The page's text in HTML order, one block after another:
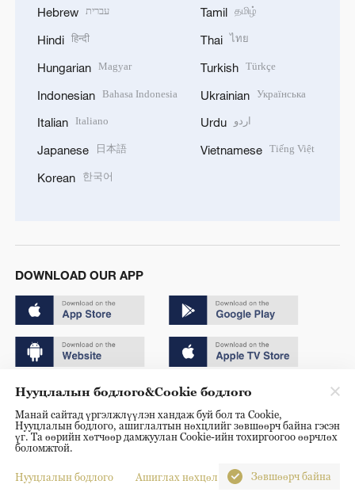
Hebrew עברית
Hindi हिन्दी
Hungarian Magyar
Indonesian Bahasa Indonesia
Italian Italiano
Japanese 日本語
Korean 한국어
Tamil தமிழ்
Thai ไทย
Turkish Türkçe
Ukrainian Українська
Urdu اردو
Vietnamese Tiếng Việt
DOWNLOAD OUR APP
Copyright © 2024 CGTN.
京ICP备20000184号
京公网安备 11010502050052号
Disinformation report hotline: 010-85061466
Нууцлалын бодлого&Cookie бодлого
Манай сайтад үргэлжлүүлэн хандаж буй бол та Cookie,
Нууцлалын бодлого, ашиглалтын нөхцлийг зөвшөөрч байна гэсэн
үг. Та өөрийн хөтчөөр дамжуулан Cookie-ийн тохиргоогоо өөрчлөх
боломжтой.
Нууцлалын бодлого Ашиглах нөхцөл Зөвшөөрч байна